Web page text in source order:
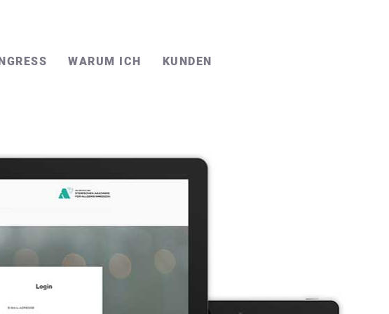
WARUM ICH KUNDEN